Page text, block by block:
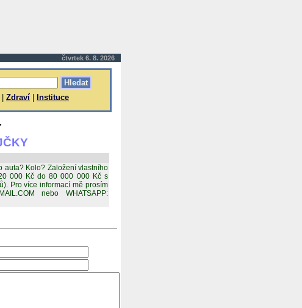
čtvrtek 6. 8. 2026
| Zdraví Instituce
auta? Kolo? Založení vlastního
000 Kč do 80 000 000 Kč s
Pro více informací mě prosím
nebo WHATSAPP: